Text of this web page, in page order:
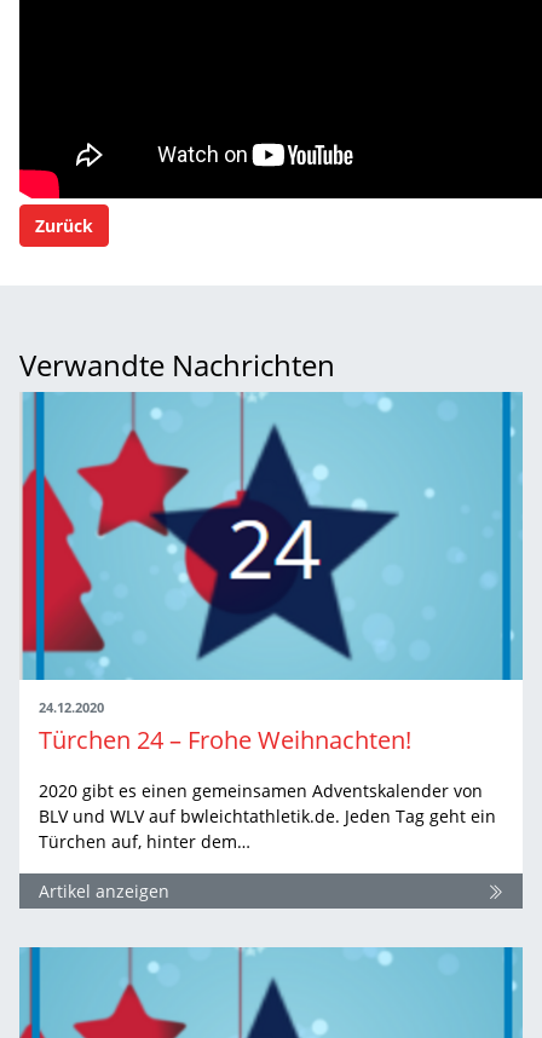
Zurück
Verwandte Nachrichten
24.12.2020
Türchen 24 – Frohe Weihnachten!
2020 gibt es einen gemeinsamen Adventskalender von
BLV und WLV auf bwleichtathletik.de. Jeden Tag geht ein
Türchen auf, hinter dem…
Artikel anzeigen